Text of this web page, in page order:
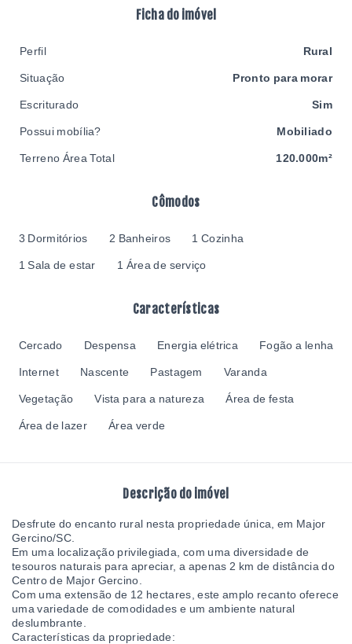
Cômodos
3 Dormitórios 2 Banheiros 1 Cozinha
1 Sala de estar 1 Área de serviço
Características
Cercado Despensa Energia elétrica Fogão a lenha
Internet Nascente Pastagem Varanda
Vegetação Vista para a natureza Área de festa
Área de lazer Área verde
Descrição do imóvel
Desfrute do encanto rural nesta propriedade única, em Major
Gercino/SC.
Em uma localização privilegiada, com uma diversidade de
tesouros naturais para apreciar, a apenas 2 km de distância do
Centro de Major Gercino.
Com uma extensão de 12 hectares, este amplo recanto oferece
uma variedade de comodidades e um ambiente natural
deslumbrante.
Características da propriedade:
Ficha do imóvel
Perfil Rural
Situação Pronto para morar
Escriturado Sim
Possui mobília? Mobiliado
Terreno Área Total 120.000m²